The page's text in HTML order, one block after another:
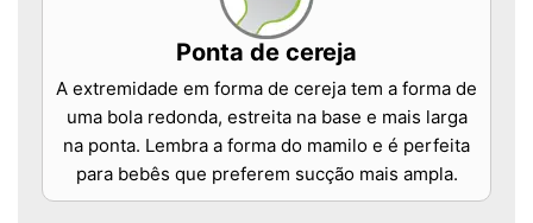
Ponta de cereja
A extremidade em forma de cereja tem a forma de
uma bola redonda, estreita na base e mais larga
na ponta. Lembra a forma do mamilo e é perfeita
para bebês que preferem sucção mais ampla.